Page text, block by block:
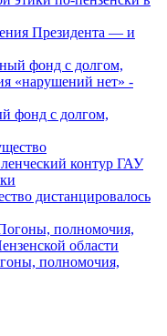
Президента — и
фонд с долгом,
дистанцировалось
полномочия,